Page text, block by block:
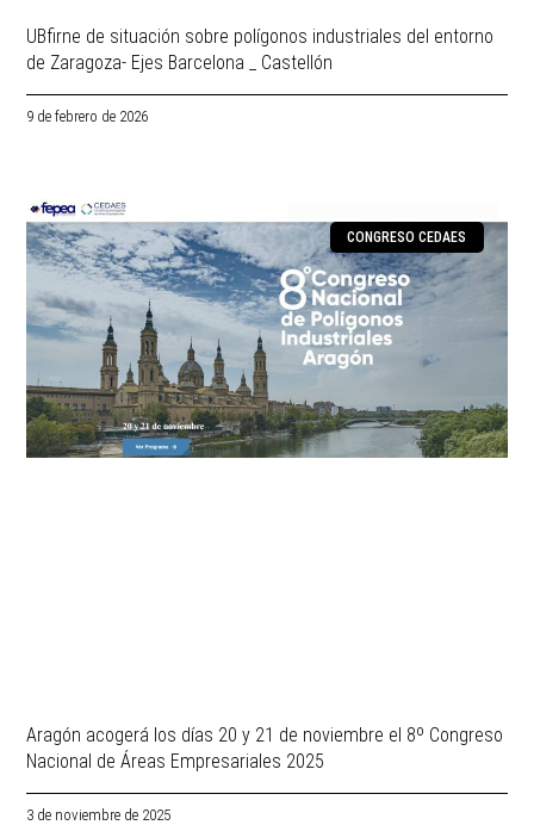
UBfirne de situación sobre polígonos industriales del entorno
de Zaragoza- Ejes Barcelona _ Castellón
9 de febrero de 2026
CONGRESO CEDAES
Aragón acogerá los días 20 y 21 de noviembre el 8º Congreso
Nacional de Áreas Empresariales 2025
3 de noviembre de 2025